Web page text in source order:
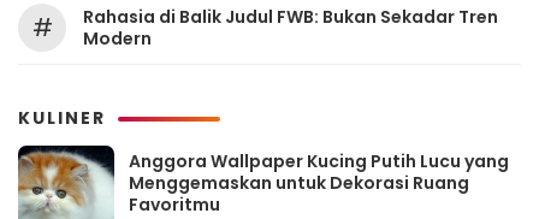
#
Rahasia di Balik Judul FWB: Bukan Sekadar Tren
Modern
KULINER
Anggora Wallpaper Kucing Putih Lucu yang
Menggemaskan untuk Dekorasi Ruang
Favoritmu